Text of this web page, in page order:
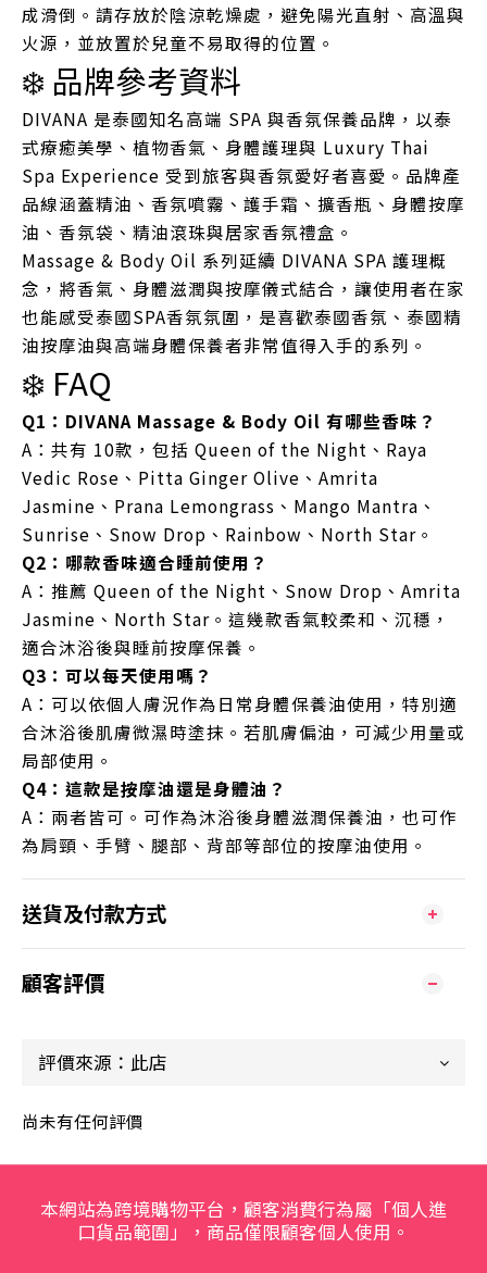
成滑倒。請存放於陰涼乾燥處，避免陽光直射、高溫與
火源，並放置於兒童不易取得的位置。
❄️ 品牌參考資料
DIVANA 是泰國知名高端 SPA 與香氛保養品牌，以泰
式療癒美學、植物香氣、身體護理與 Luxury Thai
Spa Experience 受到旅客與香氛愛好者喜愛。品牌產
品線涵蓋精油、香氛噴霧、護手霜、擴香瓶、身體按摩
油、香氛袋、精油滾珠與居家香氛禮盒。
Massage & Body Oil 系列延續 DIVANA SPA 護理概
念，將香氣、身體滋潤與按摩儀式結合，讓使用者在家
也能感受泰國SPA香氛氛圍，是喜歡泰國香氛、泰國精
油按摩油與高端身體保養者非常值得入手的系列。
❄️ FAQ
Q1：DIVANA Massage & Body Oil 有哪些香味？
A：共有 10款，包括 Queen of the Night、Raya
Vedic Rose、Pitta Ginger Olive、Amrita
Jasmine、Prana Lemongrass、Mango Mantra、
Sunrise、Snow Drop、Rainbow、North Star。
Q2：哪款香味適合睡前使用？
A：推薦 Queen of the Night、Snow Drop、Amrita
Jasmine、North Star。這幾款香氣較柔和、沉穩，
適合沐浴後與睡前按摩保養。
Q3：可以每天使用嗎？
A：可以依個人膚況作為日常身體保養油使用，特別適
合沐浴後肌膚微濕時塗抹。若肌膚偏油，可減少用量或
局部使用。
Q4：這款是按摩油還是身體油？
A：兩者皆可。可作為沐浴後身體滋潤保養油，也可作
為肩頸、手臂、腿部、背部等部位的按摩油使用。
送貨及付款方式
顧客評價
尚未有任何評價
本網站為跨境購物平台，顧客消費行為屬「個人進
口貨品範圍」，商品僅限顧客個人使用。